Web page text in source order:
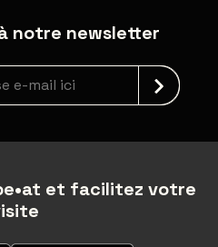
notre newsletter
et facilitez votre